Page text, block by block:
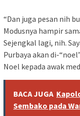
“Dan juga pesan nih
Modusnya hampir
Sejengkal lagi, nih.
Purbaya akan di-
Noel kepada awak
BACA JUGA
Sembako pada